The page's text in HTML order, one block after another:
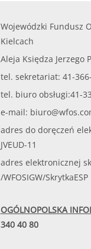
Wojewódzki Fundusz
Kielcach
Aleja Księdza Jerzego
tel. sekretariat: 41-
tel. biuro obsługi:41-
e-mail:
adres do doręczeń
JVEUD-11
adres elektronicznej
/WFOSIGW/SkrytkaESP
OGÓLNOPOLSKA
340 40 80